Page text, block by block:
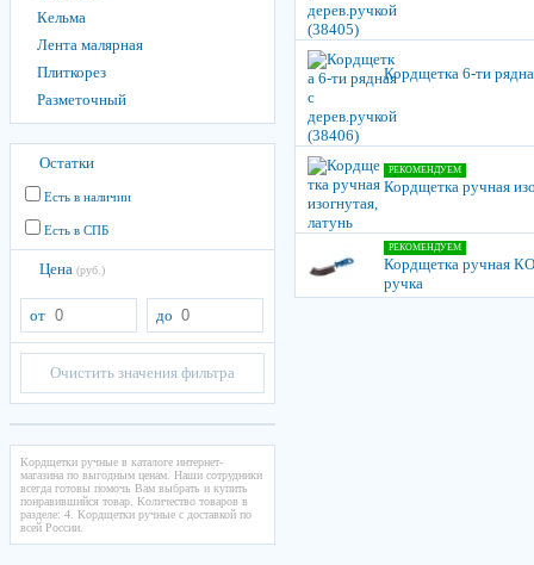
Кельма
Лента малярная
Плиткорез
Разметочный
Остатки
Есть в наличии
Есть в СПБ
Цена (руб.)
от до
Очистить значения фильтра
Кордщетки ручные в каталоге интернет-
магазина по выгодным ценам. Наши сотрудники
всегда готовы помочь Вам выбрать и купить
понравившийся товар. Количество товаров в
разделе: 4. Кордщетки ручные с доставкой по
всей России.
Кордщетка 6-ти
РЕКОМЕНДУЕМ
Кордщетка ручная
РЕКОМЕНДУЕМ
Кордщетка ручная
ручка